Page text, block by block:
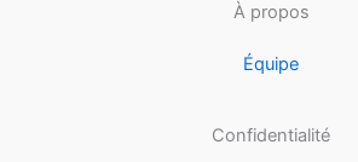
À propos
Équipe
Confidentialité